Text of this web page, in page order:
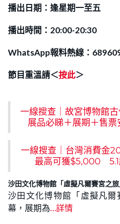
播出日期：逢星期一至五
播出時間：20:00-20:30
WhatsApp報料熱線：
節目重溫請＜按此＞
一線搜查｜故宮博物館
展品必睇＋展期＋售
一線搜查｜台灣消費金
最高可獲$5,000 5.1
沙田文化博物館「虛擬凡爾賽宮之
沙田文化博物館「虛擬凡
幕，展期為…詳情